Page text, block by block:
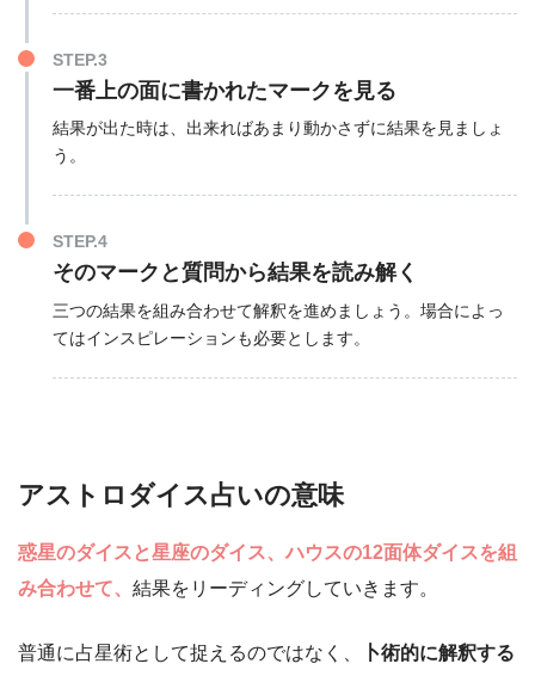
STEP.3
一番上の面に書かれたマークを見る
結果が出た時は、出来ればあまり動かさずに結果を見ましょ
う。
STEP.4
そのマークと質問から結果を読み解く
三つの結果を組み合わせて解釈を進めましょう。場合によっ
てはインスピレーションも必要とします。
アストロダイス占いの意味
惑星のダイスと星座のダイス、ハウスの12面体ダイスを組
み合わせて、 結果をリーディングしていきます。
普通に占星術として捉えるのではなく、
卜術的に解釈する